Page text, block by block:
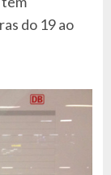
do 19 ao